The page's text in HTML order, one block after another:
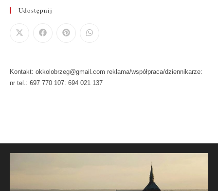
Udostępnij
Kontakt: okkolobrzeg@gmail.com reklama/współpraca/dziennikarze:
nr tel.: 697 770 107: 694 021 137